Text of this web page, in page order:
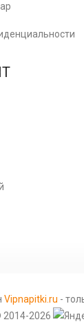
Vipnapitki.ru -
2026